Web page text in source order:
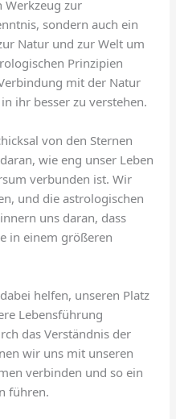
Werkzeug zur
sondern auch ein
Natur und zur Welt um
Prinzipien
mit der Natur
ihr besser zu verstehen.
von den Sternen
wie eng unser Leben
verbunden ist. Wir
und die astrologischen
uns daran, dass
in einem größeren
helfen, unseren Platz
Lebensführung
das Verständnis der
wir uns mit unseren
verbinden und so ein
führen.